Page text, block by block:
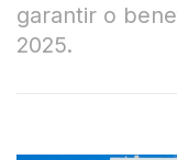
garantir o
2025.